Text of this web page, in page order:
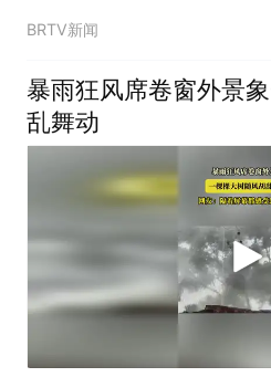
感受，24小时累计降雨
BRTV新闻
暴雨狂风席卷窗外景
乱舞动